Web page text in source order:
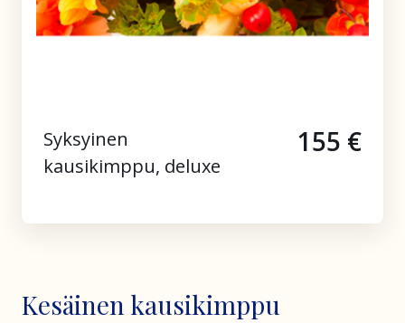
Syksyinen
kausikimppu, deluxe
155 €
Kesäinen kausikimppu